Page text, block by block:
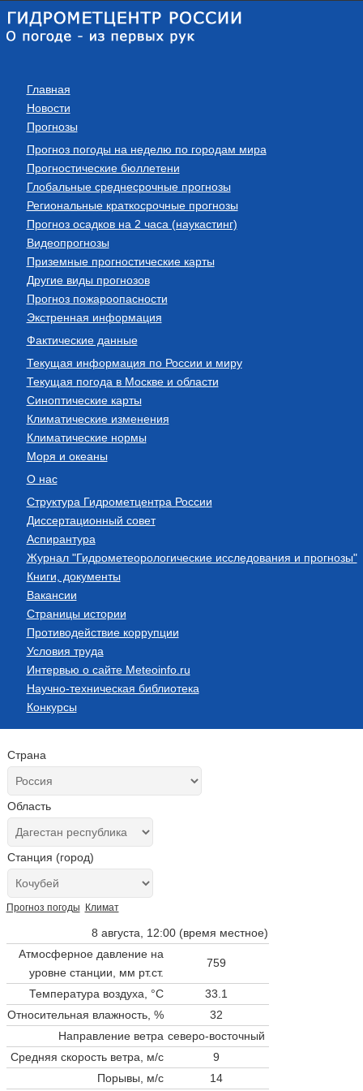
Главная
Новости
Прогнозы
Прогноз погоды на неделю по городам мира
Прогностические бюллетени
Глобальные среднесрочные прогнозы
Региональные краткосрочные прогнозы
Прогноз осадков на 2 часа (наукастинг)
Видеопрогнозы
Приземные прогностические карты
Другие виды прогнозов
Прогноз пожароопасности
Экстренная информация
Фактические данные
Текущая информация по России и миру
Текущая погода в Москве и области
Синоптические карты
Климатические изменения
Климатические нормы
Моря и океаны
О нас
Структура Гидрометцентра России
Диссертационный совет
Аспирантура
Журнал "Гидрометеорологические исследования и прогнозы"
Книги, документы
Вакансии
Страницы истории
Противодействие коррупции
Условия труда
Интервью о сайте Meteoinfo.ru
Научно-техническая библиотека
Конкурсы
Страна
Область
Станция (город)
Прогноз погоды Климат
8 августа, 12:00 (время местное)
Атмосферное давление на
уровне станции, мм рт.ст.
759
Температура воздуха, °C
33.1
Относительная влажность, %
32
Направление ветра северо-восточный
Средняя скорость ветра, м/с
9
Порывы, м/с
14